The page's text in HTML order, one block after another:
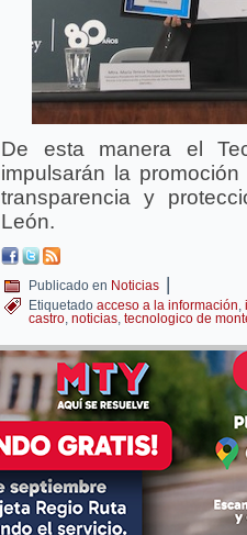
De esta manera el
impulsarán la
transparencia y
León.
Publicado en Noticias |
Etiquetado acceso a la información,
castro, noticias, tecnologico de